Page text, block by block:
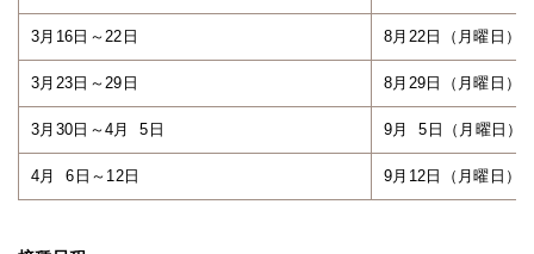
3月16日～22日 8月22日（月曜日）
3月23日～29日 8月29日（月曜日）
3月30日～4月 5日 9月 5日（月曜日）
4月 6日～12日 9月12日（月曜日）